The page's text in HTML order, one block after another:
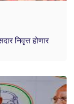
निवृत्त होणार